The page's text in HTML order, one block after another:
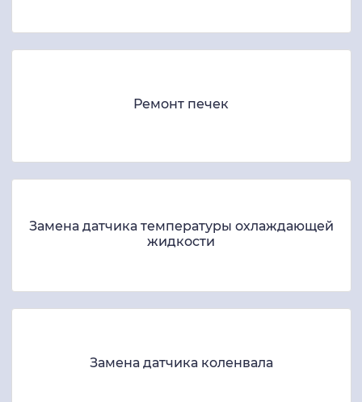
Ремонт печек
Замена датчика температуры охлаждающей
жидкости
Замена датчика коленвала